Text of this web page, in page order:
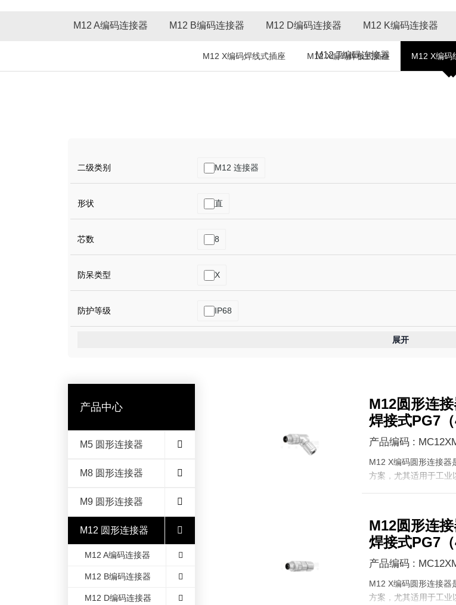
M12 A编码连接器 M12 B编码连接器 M12 D编码连接器 M12 K编码连接器
M12 T编码连接器 M12 X编
M12 X编码焊线式插座 M12 X编码焊板式插座 M12 X编码
二级类别 M12 连接器
形状 直
芯数 8
防呆类型 X
防护等级 IP68
展开
M12圆形连
焊接式PG7（
产品编码 :
M12 X编码圆形连接器
方案，尤其适用于工业
M12圆形连
焊接式PG7（
产品编码 :
M12 X编码圆形连接器
方案，尤其适用于工业
产品中心
M5 圆形连接器
M8 圆形连接器
M9 圆形连接器
M12 圆形连接器
M12 A编码连接器
M12 B编码连接器
M12 D编码连接器